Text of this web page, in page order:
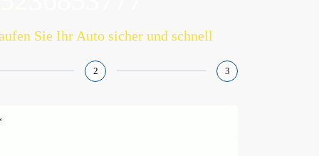
Sie Ihr Auto sicher und schnell
2 3